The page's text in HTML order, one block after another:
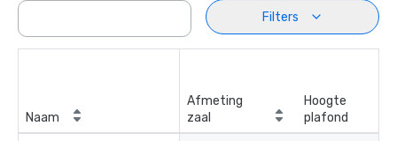
Filters
Naam
Afmeting
zaal
Hoogte
plafond